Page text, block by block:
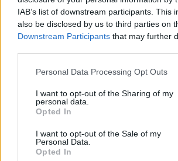
IAB’s list of downstream participants. This
also be disclosed by us to third parties on
Downstream Participants that may further
Please note that this website/app uses one
not limited to your visit or usage behaviour.
grant or deny consent to Google and its
use your data for below specified purposes
consent section.
Personal Data Processing Opt Outs
I want to opt-out of the Sharing of my
personal data.
Opted In
I want to opt-out of the Sale of my
Personal Data.
Opted In
Mikrot
Yksityinen osakeyhtiö
Kommandiittiyhtiö
Avoin yhtiö
Toiminimi
Järjestöt ja yhdistykset